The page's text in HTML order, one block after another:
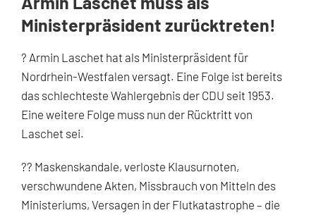
Ministerpräsident zurücktreten!
? Armin Laschet hat als Ministerpräsident für
Nordrhein-Westfalen versagt. Eine Folge ist bereits
das schlechteste Wahlergebnis der CDU seit 1953.
Eine weitere Folge muss nun der Rücktritt von
Laschet sei.
?? Maskenskandale, verloste Klausurnoten,
verschwundene Akten, Missbrauch von Mitteln des
Ministeriums, Versagen in der Flutkatastrophe – die